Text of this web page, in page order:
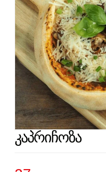
კაპრიჩოზა